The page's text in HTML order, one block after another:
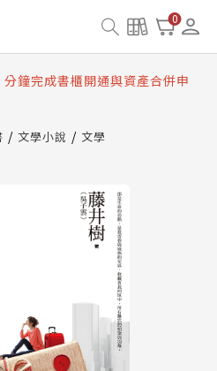
0
閱讀資產合併與書櫃開通申請
開通常見問題
分鐘完成書櫃開通與資產合併申
閱讀資產合併與書櫃開通申請
文學小說
文學